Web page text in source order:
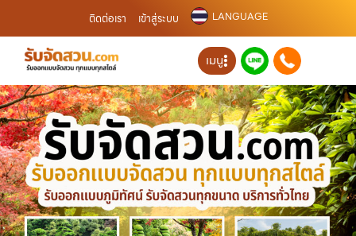
ติดต่อเรา เข้าสู่ระบบ LANGUAGE
เมนู